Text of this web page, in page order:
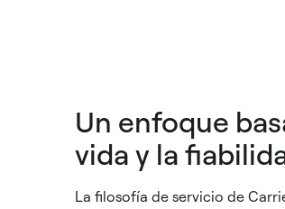
Un enfoque
vida y la
La filosofía de servicio de